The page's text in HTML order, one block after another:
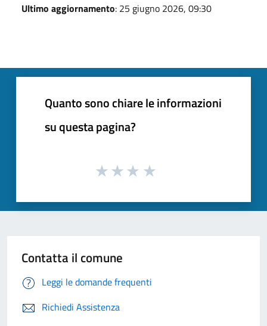
Ultimo aggiornamento: 25 giugno 2026, 09:30
Quanto sono chiare le informazioni
su questa pagina?
Contatta il comune
Leggi le domande frequenti
Richiedi Assistenza